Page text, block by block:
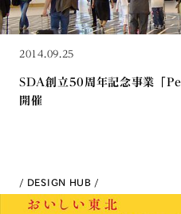
2014.09.25
SDA創立50周年記念事業「
開催
DESIGN HUB